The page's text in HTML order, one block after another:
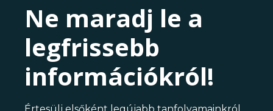
Ne maradj le a
legfrissebb
információkról!